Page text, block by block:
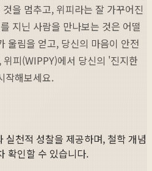
을 멈추고, 위피라는 잘 가꾸어진
지닌 사람을 만나보는 것은 어떨
울림을 얻고, 당신의 마음이 안전
피(WIPPY)에서 당신의 '진지한
작해보세요.
천적 성찰을 제공하며, 철학 개념
확인할 수 있습니다.